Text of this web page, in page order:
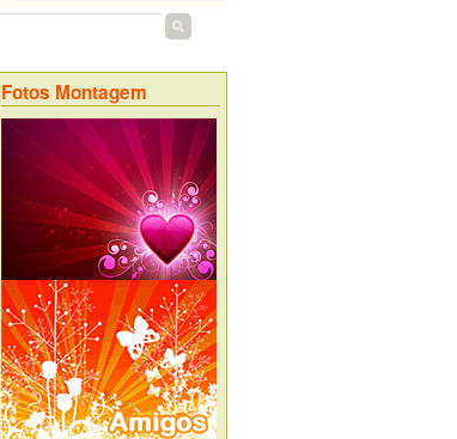
Fotos Montagem